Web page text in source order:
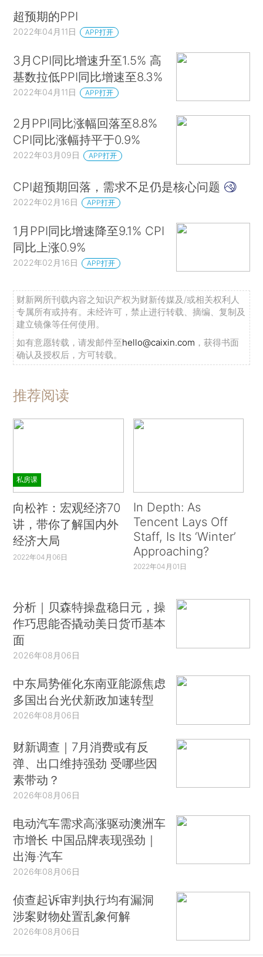
超预期的PPI
2022年04月11日 APP打开
3月CPI同比增速升至1.5% 高
基数拉低PPI同比增速至8.3%
2022年04月11日 APP打开
2月PPI同比涨幅回落至8.8%
CPI同比涨幅持平于0.9%
2022年03月09日 APP打开
CPI超预期回落，需求不足仍是核心问题
2022年02月16日 APP打开
1月PPI同比增速降至9.1% CPI
同比上涨0.9%
2022年02月16日 APP打开
财新网所刊载内容之知识产权为财新传媒及/或相关权利人
专属所有或持有。未经许可，禁止进行转载、摘编、复制及
建立镜像等任何使用。
如有意愿转载，请发邮件至hello@caixin.com ，获得书面
确认及授权后，方可转载。
推荐阅读
私房课
向松祚：宏观经济70
讲，带你了解国内外
经济大局
2022年04月06日
In Depth: As
Tencent Lays Off
Staff, Is Its ‘Winter’
Approaching?
2022年04月01日
分析｜贝森特操盘稳日元，操
作巧思能否撬动美日货币基本
面
2026年08月06日
中东局势催化东南亚能源焦虑
多国出台光伏新政加速转型
2026年08月06日
财新调查｜7月消费或有反
弹、出口维持强劲 受哪些因
素带动？
2026年08月06日
电动汽车需求高涨驱动澳洲车
市增长 中国品牌表现强劲｜
出海·汽车
2026年08月06日
侦查起诉审判执行均有漏洞
涉案财物处置乱象何解
2026年08月06日